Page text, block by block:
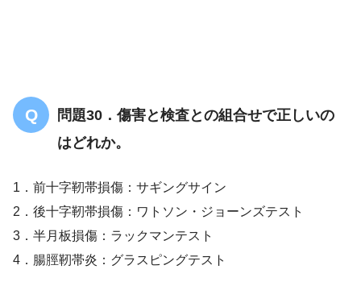
問題30．傷害と検査との組合せで正しいの
はどれか。
1．前十字靭帯損傷：サギングサイン
2．後十字靭帯損傷：ワトソン・ジョーンズテスト
3．半月板損傷：ラックマンテスト
4．腸脛靭帯炎：グラスピングテスト